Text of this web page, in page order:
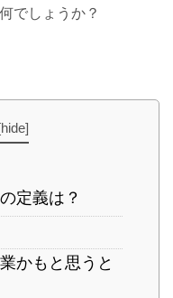
でしょうか？
hide]
定義は？
かもと思うと